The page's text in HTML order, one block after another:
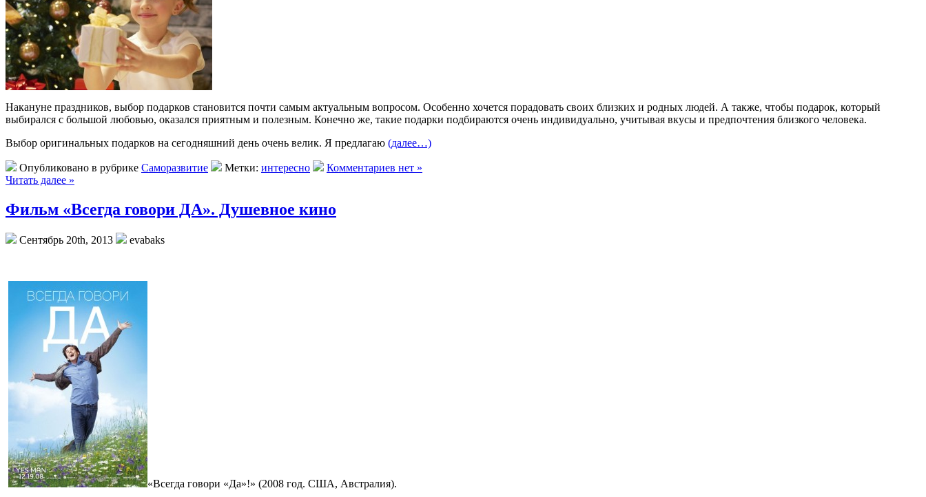
Накануне праздников, выбор подарков становится почти самым актуальным вопросом. Особенно хочется порадовать своих близких и родных людей. А также, чтобы подарок, который
выбирался с большой любовью, оказался приятным и полезным. Конечно же, такие подарки подбираются очень индивидуально, учитывая вкусы и предпочтения близкого человека.
Выбор оригинальных подарков на сегодняшний день очень велик. Я предлагаю (далее…)
Опубликовано в рубрике Саморазвитие Метки: интересно
Комментариев нет »
Читать далее »
Фильм «Всегда говори ДА». Душевное кино
Сентябрь 20th, 2013 evabaks
«Всегда говори «Да»!» (2008 год. США, Австралия).